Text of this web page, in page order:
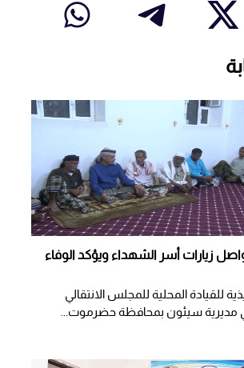
زيارات أسر الشهداء ويؤكد الوفاء
للقيادة المحلية للمجلس الانتقالي
مديرية سيئون بمحافظة حضرموت...